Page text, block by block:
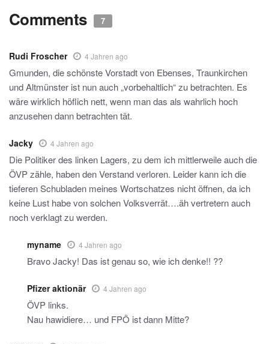
Comments 7
Rudi Froscher 4 Jahren ago
Gmunden, die schönste Vorstadt von Ebenses, Traunkirchen
und Altmünster ist nun auch „vorbehaltlich“ zu betrachten. Es
wäre wirklich höflich nett, wenn man das als wahrlich hoch
anzusehen dann betrachten tät.
Jacky 4 Jahren ago
Die Politiker des linken Lagers, zu dem ich mittlerweile auch die
ÖVP zähle, haben den Verstand verloren. Leider kann ich die
tieferen Schubladen meines Wortschatzes nicht öffnen, da ich
keine Lust habe von solchen Volksverrät….äh vertretern auch
noch verklagt zu werden.
myname 4 Jahren ago
Bravo Jacky! Das ist genau so, wie ich denke!! ??
Pfizer aktionär 4 Jahren ago
ÖVP links.
Nau hawidiere… und FPÖ ist dann Mitte?